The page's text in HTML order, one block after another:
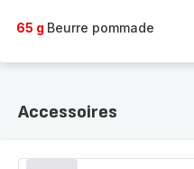
65 g Beurre pommade
Accessoires